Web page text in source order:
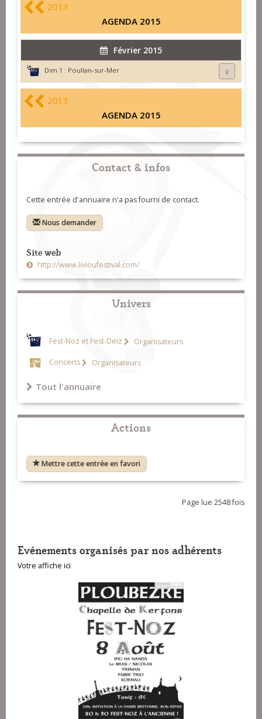
2013
AGENDA 2015
Février 2015
Dim 1 : Poullan-sur-Mer
2013
AGENDA 2015
Contact & infos
Cette entrée d'annuaire n'a pas fourni de contact.
Nous demander
Site web
http://www.livioufestival.com/
Univers
Fest-Noz et Fest-Deiz Organisateurs
Concerts Organisateurs
Tout l'annuaire
Actions
Mettre cette entrée en favori
Page lue 2548 fois
Evénements organisés par nos adhérents
Votre affiche ici